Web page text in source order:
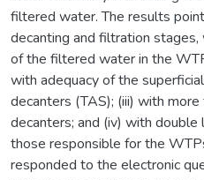
filtered water. The results
decanting and filtration
of the filtered water in the
with adequacy of the
decanters (TAS); (iii) with
decanters; and (iv) with
those responsible for the
responded to the electronic